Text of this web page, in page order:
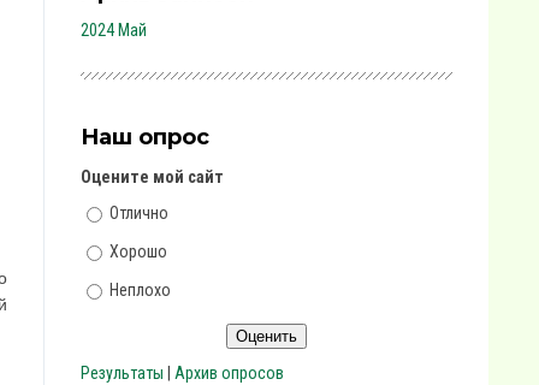
2024 Май
Наш опрос
Оцените мой сайт
Отлично
Хорошо
Неплохо
Результаты
Архив опросов